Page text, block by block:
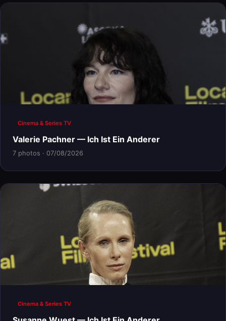
Cinema & Series TV
Valerie Pachner — Ich Ist Ein Anderer
7 photos · 07/08/2026
Cinema & Series TV